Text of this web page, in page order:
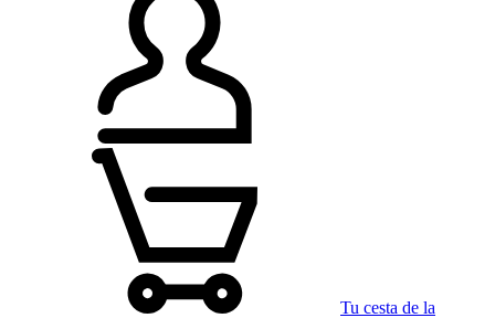
Tu cesta de la